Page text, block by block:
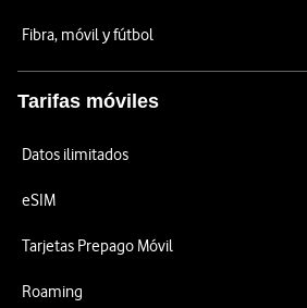
Fibra, móvil y fútbol
Tarifas móviles
Datos ilimitados
eSIM
Tarjetas Prepago Móvil
Roaming